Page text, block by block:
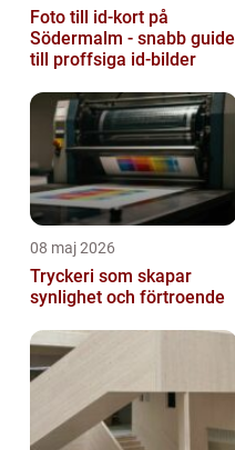
Foto till id-kort på
Södermalm - snabb guide
till proffsiga id-bilder
08 maj 2026
Tryckeri som skapar
synlighet och förtroende